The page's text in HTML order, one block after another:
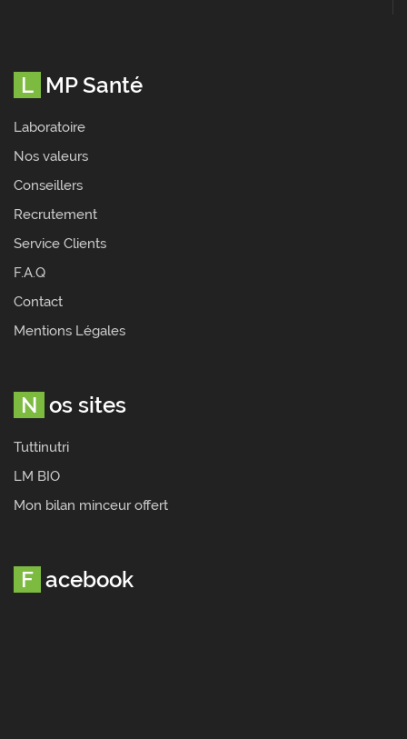
LMP Santé
Laboratoire
Nos valeurs
Conseillers
Recrutement
Service Clients
F.A.Q
Contact
Mentions Légales
Nos sites
Tuttinutri
LM BIO
Mon bilan minceur offert
Facebook